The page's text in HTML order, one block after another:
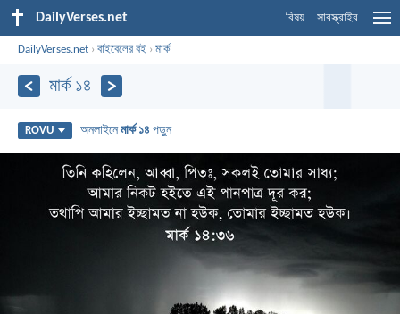
DailyVerses.net বিষয় সাবস্ক্রাইব
DailyVerses.net ›বাইবেলের বই ›মার্ক
মার্ক ১৪
ROVU অনলাইনেমার্ক ১৪ পড়ুন